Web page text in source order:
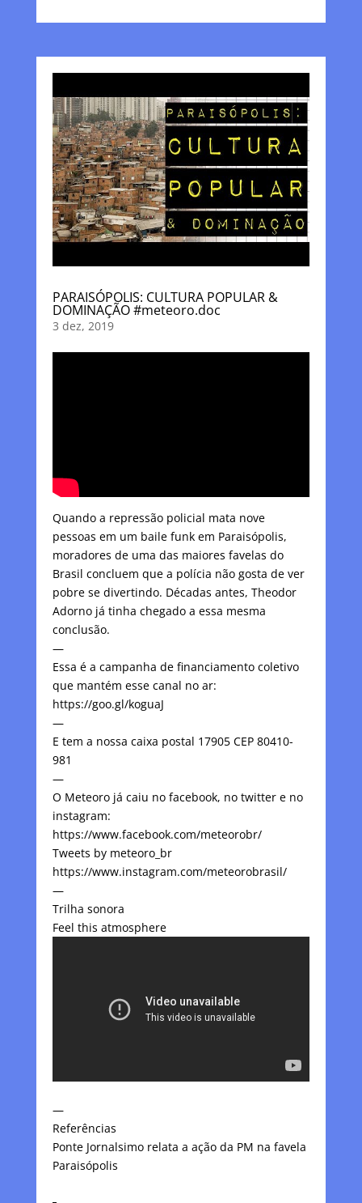
PARAISÓPOLIS: CULTURA POPULAR &
DOMINAÇÃO #meteoro.doc
3 dez, 2019
Quando a repressão policial mata nove
pessoas em um baile funk em Paraisópolis,
moradores de uma das maiores favelas do
Brasil concluem que a polícia não gosta de ver
pobre se divertindo. Décadas antes, Theodor
Adorno já tinha chegado a essa mesma
conclusão.
—
Essa é a campanha de financiamento coletivo
que mantém esse canal no ar:
https://goo.gl/koguaJ
—
E tem a nossa caixa postal 17905 CEP 80410-
981
—
O Meteoro já caiu no facebook, no twitter e no
instagram:
https://www.facebook.com/meteorobr/
Tweets by meteoro_br
https://www.instagram.com/meteorobrasil/
—
Trilha sonora
Feel this atmosphere
—
Referências
Ponte Jornalsimo relata a ação da PM na favela
Paraisópolis